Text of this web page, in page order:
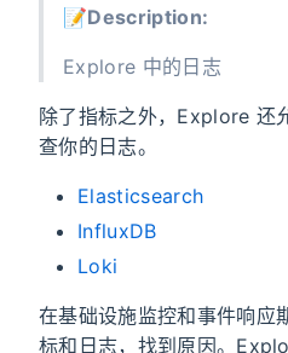
📝Description:
Explore 中的日志
除了指标之外，Explore 还
查你的日志。
Elasticsearch
InfluxDB
Loki
在基础设施监控和事件响应
标和日志，找到原因。